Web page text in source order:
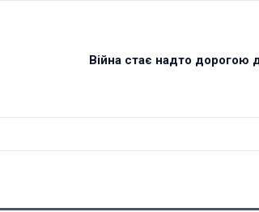
Війна стає надто дорогою